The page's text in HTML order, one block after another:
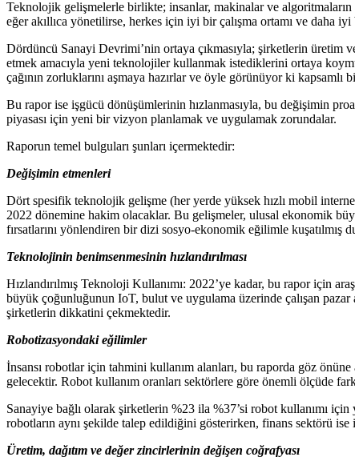
Teknolojik gelişmelerle birlikte; insanlar, makinalar ve
eğer akıllıca yönetilirse, herkes için iyi bir çalışma ortamı ve daha
Dördüncü Sanayi Devrimi’nin ortaya çıkmasıyla; şirketlerin üretim
etmek amacıyla yeni teknolojiler kullanmak istediklerini ortaya
çağının zorluklarını aşmaya hazırlar ve öyle görünüyor ki
Bu rapor ise işgücü dönüşümlerinin hızlanmasıyla, bu değişimin
piyasası için yeni bir vizyon planlamak ve uygulamak zorundalar.
Raporun temel bulguları şunları içermektedir:
Değişimin etmenleri
Dört spesifik teknolojik gelişme (her yerde yüksek hızlı mobil
2022 dönemine hakim olacaklar. Bu gelişmeler, ulusal ekonomik
fırsatlarını yönlendiren bir dizi sosyo-ekonomik eğilimle kuşatılmış
Teknolojinin benimsenmesinin hızlandırılması
Hızlandırılmış Teknoloji Kullanımı: 2022’ye kadar, bu rapor için
büyük çoğunluğunun IoT, bulut ve uygulama üzerinde çalışan pazar
şirketlerin dikkatini çekmektedir.
Robotizasyondaki eğilimler
İnsansı robotlar için tahmini kullanım alanları, bu raporda göz
gelecektir. Robot kullanım oranları sektörlere göre önemli ölçüde
Sanayiye bağlı olarak şirketlerin %23 ila %37’si robot kullanımı
robotların aynı şekilde talep edildiğini gösterirken, finans sektörü ise
Üretim, dağıtım ve değer zincirlerinin değişen coğrafyası